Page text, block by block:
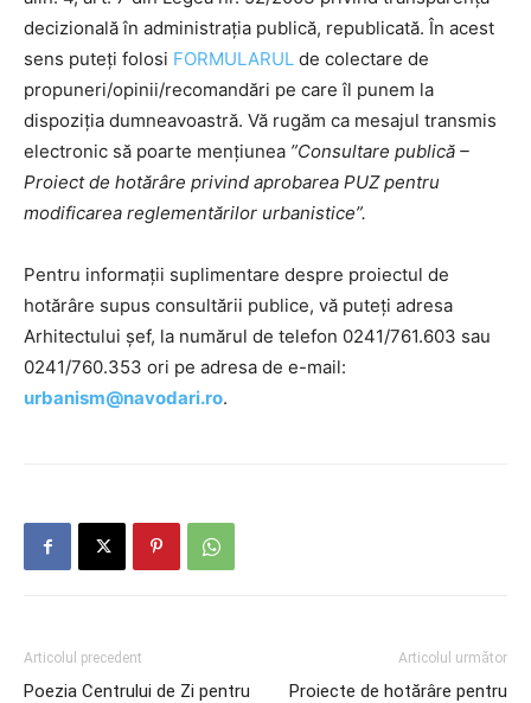
decizională în administrația publică, republicată. În acest
sens puteți folosi FORMULARUL de colectare de
propuneri/opinii/recomandări pe care îl punem la
dispoziția dumneavoastră. Vă rugăm ca mesajul transmis
electronic să poarte mențiunea ”Consultare publică –
Proiect de hotărâre privind aprobarea PUZ pentru
modificarea reglementărilor urbanistice”.
Pentru informații suplimentare despre proiectul de
hotărâre supus consultării publice, vă puteți adresa
Arhitectului șef, la numărul de telefon 0241/761.603 sau
0241/760.353 ori pe adresa de e-mail:
urbanism@navodari.ro.
Articolul precedent
Poezia Centrului de Zi pentru
Articolul următor
Proiecte de hotărâre pentru